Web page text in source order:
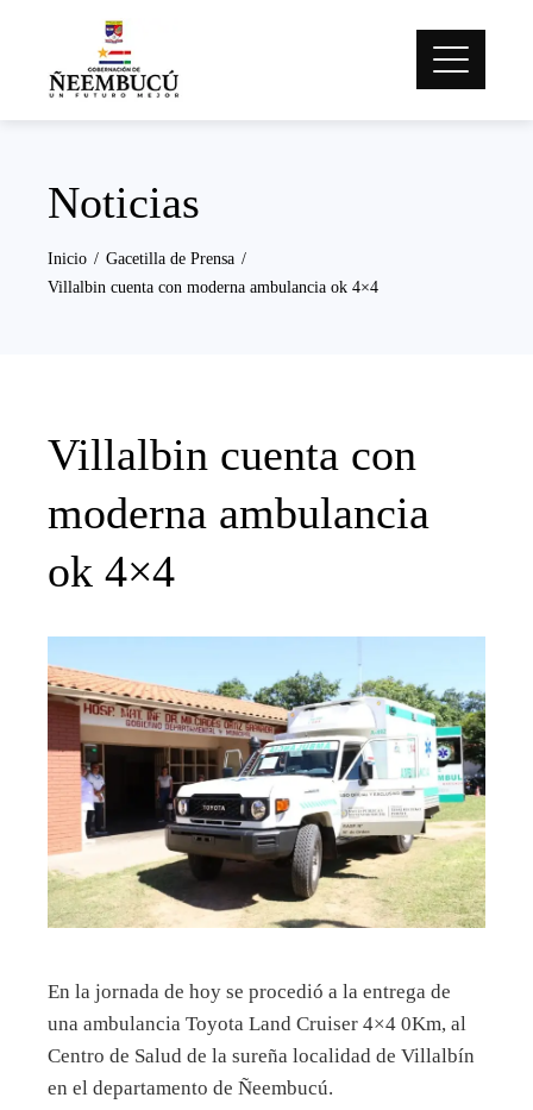
Noticias
Inicio
Gacetilla de Prensa
Villalbin cuenta con moderna ambulancia ok 4×4
Villalbin cuenta con
moderna ambulancia
ok 4×4
En la jornada de hoy se procedió a la entrega de
una ambulancia Toyota Land Cruiser 4×4 0Km, al
Centro de Salud de la sureña localidad de Villalbín
en el departamento de Ñeembucú.